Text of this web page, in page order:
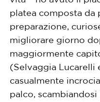
platea composta da
preparazione,
migliorare giorno
maggiormente
(Selvaggia Lucarelli
casualmente
palco,